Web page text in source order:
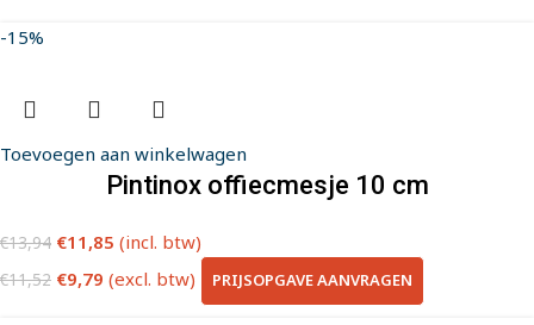
-15%
Toevoegen aan winkelwagen
Pintinox offiecmesje 10 cm
€13,94 €11,85 (incl. btw)
€11,52 €9,79 (excl. btw) PRIJSOPGAVE AANVRAGEN